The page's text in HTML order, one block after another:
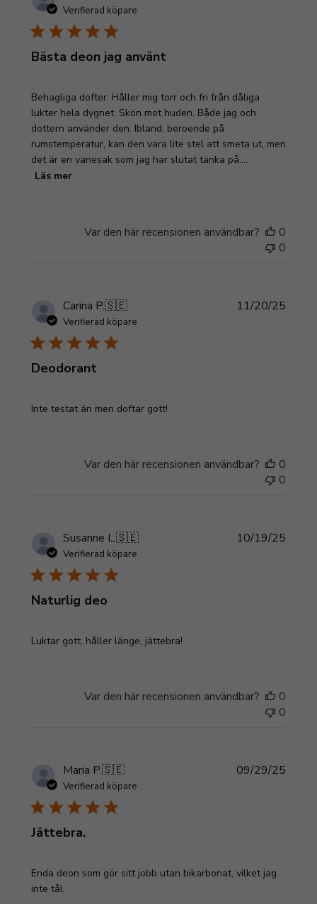
Verifierad köpare
Bästa deon jag använt
Behagliga dofter. Håller mig torr och fri från dåliga
lukter hela dygnet. Skön mot huden. Både jag och
dottern använder den. Ibland, beroende på
rumstemperatur, kan den vara lite stel att smeta ut, men
det är en vanesak som jag har slutat tänka på....
Läs mer
Var den här recensionen användbar?
0
0
Carina P.🇸🇪
Verifierad köpare
Deodorant
Inte testat än men doftar gott!
11/20/25
Var den här recensionen användbar?
0
0
Susanne L.🇸🇪
Verifierad köpare
Naturlig deo
Luktar gott, håller länge, jättebra!
10/19/25
Var den här recensionen användbar?
0
0
Maria P.🇸🇪
Verifierad köpare
Jättebra.
Enda deon som gör sitt jobb utan bikarbonat, vilket jag
inte tål.
09/29/25